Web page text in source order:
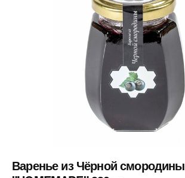
Варенье из Чёрной смородины